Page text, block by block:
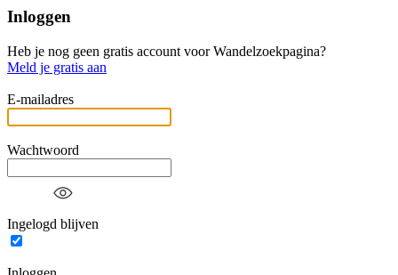
Inloggen
Heb je nog geen gratis account voor Wandelzoekpagina?
Meld je gratis aan
E-mailadres
Wachtwoord
Ingelogd blijven